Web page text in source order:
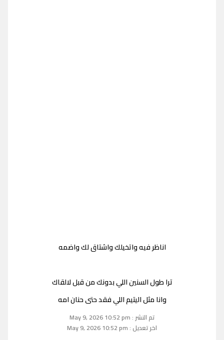
اناظر فيه واتخيلك واشتاق لك واضمه
ترا طول السنين اللي بدونك من قبل لالقاك
وانا مثل اليتيم اللي فقد حتى حنان امه
تم النشر : May 9, 2026 10:52 pm
اخر تعديل : May 9, 2026 10:52 pm